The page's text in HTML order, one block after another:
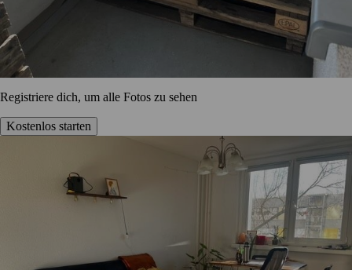
Registriere dich, um alle Fotos zu sehen
Kostenlos starten